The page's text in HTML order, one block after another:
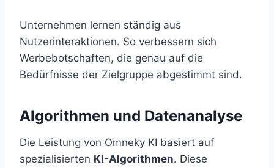
Unternehmen lernen ständig aus
Nutzerinteraktionen. So verbessern sich
Werbebotschaften, die genau auf die
Bedürfnisse der Zielgruppe abgestimmt sind.
Algorithmen und Datenanalyse
Die Leistung von Omneky KI basiert auf
spezialisierten KI-Algorithmen. Diese